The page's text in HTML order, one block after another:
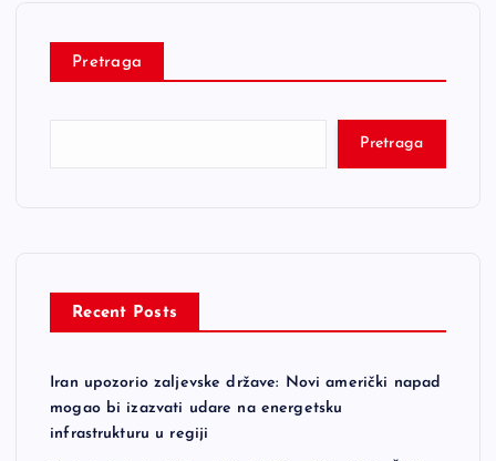
Pretraga
Pretraga
Recent Posts
Iran upozorio zaljevske države: Novi američki napad
mogao bi izazvati udare na energetsku
infrastrukturu u regiji